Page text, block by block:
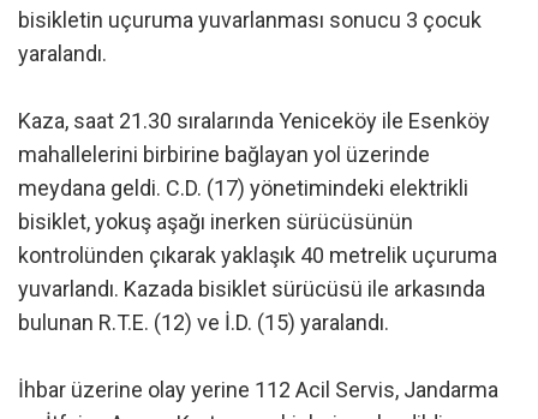
bisikletin uçuruma yuvarlanması sonucu 3 çocuk
yaralandı.
Kaza, saat 21.30 sıralarında Yeniceköy ile Esenköy
mahallelerini birbirine bağlayan yol üzerinde
meydana geldi. C.D. (17) yönetimindeki elektrikli
bisiklet, yokuş aşağı inerken sürücüsünün
kontrolünden çıkarak yaklaşık 40 metrelik uçuruma
yuvarlandı. Kazada bisiklet sürücüsü ile arkasında
bulunan R.T.E. (12) ve İ.D. (15) yaralandı.
İhbar üzerine olay yerine 112 Acil Servis, Jandarma